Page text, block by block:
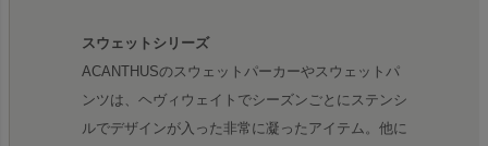
スウェットシリーズ
ACANTHUSのスウェットパーカーやスウェットパ
ンツは、ヘヴィウェイトでシーズンごとにステンシ
ルでデザインが入った非常に凝ったアイテム。他に